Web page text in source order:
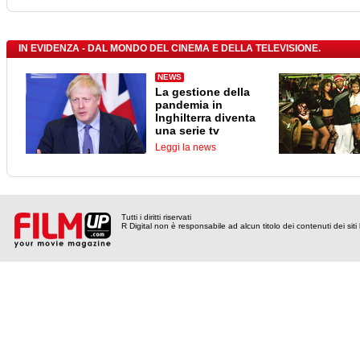
IN EVIDENZA - DAL MONDO DEL CINEMA E DELLA TELEVISIONE.
NEWS
La gestione della
pandemia in
Inghilterra diventa
una serie tv
Leggi la news
Tutti i diritti riservati
R Digital non è responsabile ad alcun titolo dei contenuti dei siti